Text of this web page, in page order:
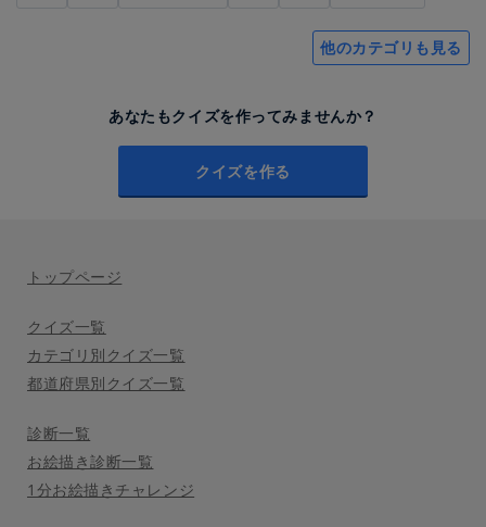
他のカテゴリも見る
あなたもクイズを作ってみませんか？
クイズを作る
トップページ
クイズ一覧
カテゴリ別クイズ一覧
都道府県別クイズ一覧
診断一覧
お絵描き診断一覧
1分お絵描きチャレンジ